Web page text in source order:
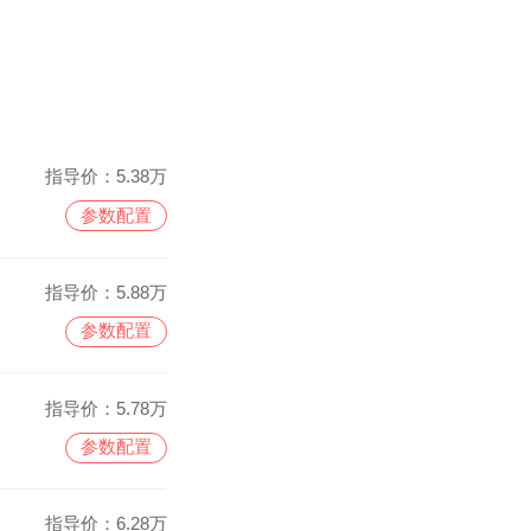
指导价： 5.38万
参数配置
指导价： 5.88万
参数配置
指导价： 5.78万
参数配置
指导价： 6.28万